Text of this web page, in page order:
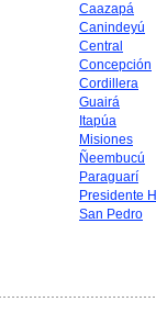
Caazapá
Canindeyú
Central
Concepción
Cordillera
Guairá
Itapúa
Misiones
Ñeembucú
Paraguarí
Presidente
San Pedro